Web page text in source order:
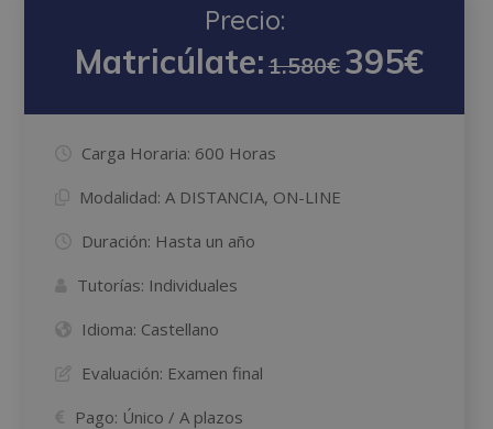
Precio:
Matricúlate:1.580€ 395€
Carga Horaria: 600 Horas
Modalidad: A DISTANCIA, ON-LINE
Duración: Hasta un año
Tutorías: Individuales
Idioma: Castellano
Evaluación: Examen final
Pago: Único / A plazos